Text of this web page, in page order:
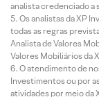
analista credenciado a
Os analistas da XP
todas as regras
Analista de Valores
Valores Mobiliários da
O atendimento de
Investimentos ou por
atividades por meio da